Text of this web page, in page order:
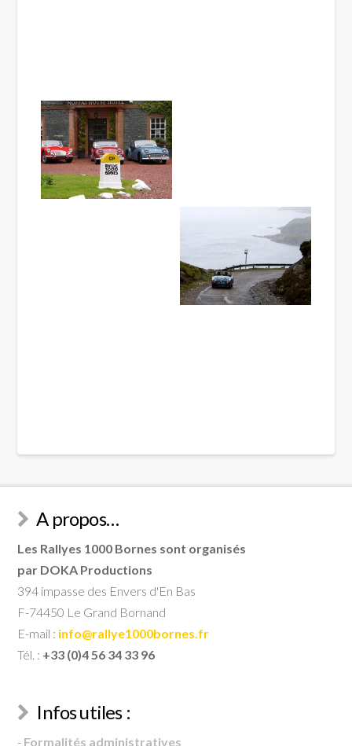
A propos…
Les Rallyes 1000 Bornes sont organisés
par DOKA Productions
394 impasse des Envers d'En Bas
F-74450 Le Grand Bornand
E-mail : info@rallye1000bornes.fr
Tél. : +33 (0)4 56 34 33 96
Infos utiles :
- Formalités administratives